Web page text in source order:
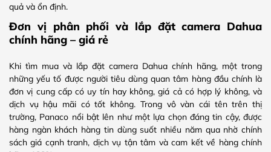
quả và ổn định.
Đơn vị phân phối và lắp đặt camera Dahua
chính hãng – giá rẻ
Khi tìm mua và lắp đặt camera Dahua chính hãng, một trong
những yếu tố được người tiêu dùng quan tâm hàng đầu chính là
đơn vị cung cấp có uy tín hay không, giá cả có hợp lý không, và
dịch vụ hậu mãi có tốt không. Trong vô vàn cái tên trên thị
trường, Panaco nổi bật lên như một lựa chọn đáng tin cậy, được
hàng ngàn khách hàng tin dùng suốt nhiều năm qua nhờ chính
sách giá cạnh tranh, dịch vụ tận tâm và cam kết về hàng chính